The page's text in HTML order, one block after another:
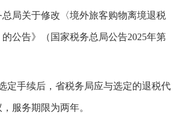
局关于修改〈境外旅客购物离境退税
公告》（国家税务总局公告2025年第
定手续后，省税务局应与选定的退税代
服务期限为两年。